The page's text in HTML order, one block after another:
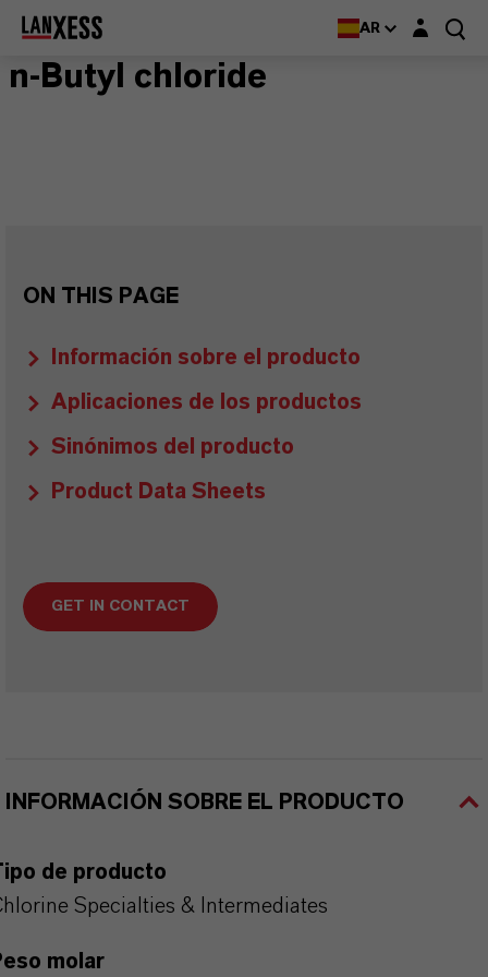
AR Login layer
n-Butyl chloride
ON THIS PAGE
Información sobre el producto
Aplicaciones de los productos
Sinónimos del producto
Product Data Sheets
GET IN CONTACT
INFORMACIÓN SOBRE EL PRODUCTO
de producto
Specialties & Intermediates
molar